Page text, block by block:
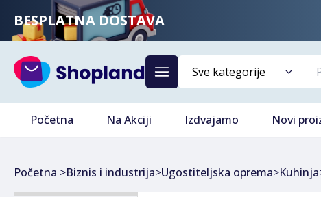
BESPLATNA DOSTAVA
Početna Na Akciji Izdvajamo Novi
Početna >Biznis i industrija>Ugostiteljska oprema>Kuhinja